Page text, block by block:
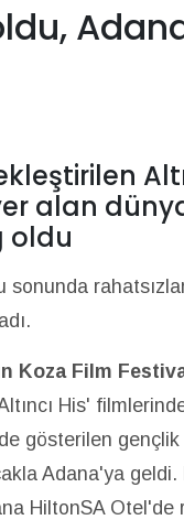
alan
oldu
Koza Film
His'
gösterilen
Adana'ya
HiltonSA Otel'de